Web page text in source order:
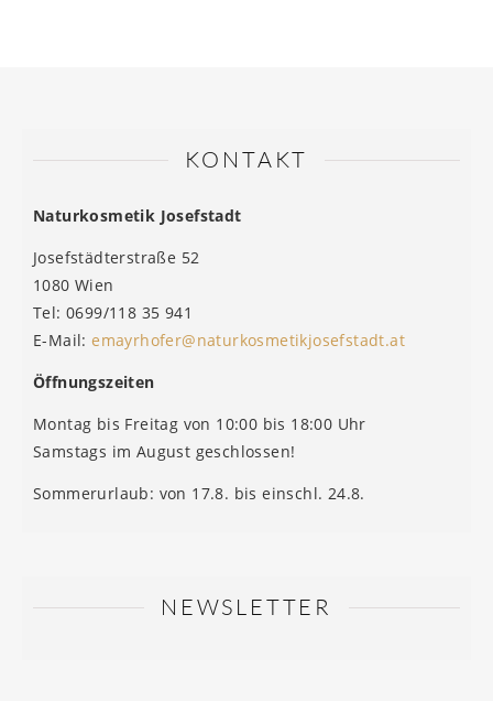
KONTAKT
Naturkosmetik Josefstadt
Josefstädterstraße 52
1080 Wien
Tel: 0699/118 35 941
E-Mail:emayrhofer@naturkosmetikjosefstadt.at
Öffnungszeiten
Montag bis Freitag von 10:00 bis 18:00 Uhr
Samstags im August geschlossen!
Sommerurlaub: von 17.8. bis einschl. 24.8.
NEWSLETTER